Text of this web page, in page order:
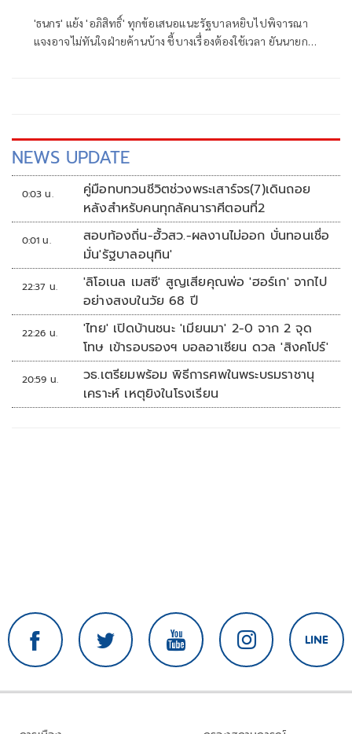
'ธนกร' แย้ง 'อภิสิทธิ์' ทุกข้อเสนอแนะรัฐบาลหยิบไปพิจารณา
แจงอาจไม่ทันใจฝ่ายค้านบ้าง ชี้บางเรื่องต้องใช้เวลา ยันนายกฯ
NEWS UPDATE
0:03 น.
คู่มือทบทวนชีวิตช่วงพระเสาร์จร(7)เดินถอย
หลังสำหรับคนทุกลัคนาราศีตอนที่2
0:01 น.
สอบท้องถิ่น-ฮั้วสว.-ผลงานไม่ออก บั่นทอนเชื่อ
มั่น'รัฐบาลอนุทิน'
22:37 น.
'ลิโอเนล เมสซี' สูญเสียคุณพ่อ 'ฮอร์เก' จากไป
อย่างสงบในวัย 68 ปี
22:26 น.
'ไทย' เปิดบ้านชนะ 'เมียนมา' 2-0 จาก 2 จุด
โทษ เข้ารอบรองฯ บอลอาเซียน ดวล 'สิงคโปร์'
20:59 น.
วธ.เตรียมพร้อม พิธีการศพในพระบรมราชานุ
เคราะห์ เหตุยิงในโรงเรียน